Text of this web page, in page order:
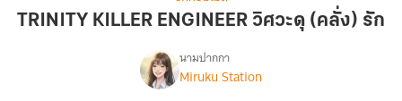
ENGINEER
(คลั่ง)
TRINITY KILLER ENGINEER วิศวะดุ (คลั่ง) รัก
เรื่อง TRINITY
นามปากกา
Miruku Station